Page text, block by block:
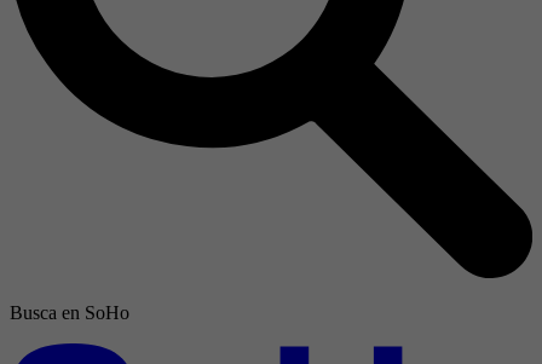
Busca en SoHo